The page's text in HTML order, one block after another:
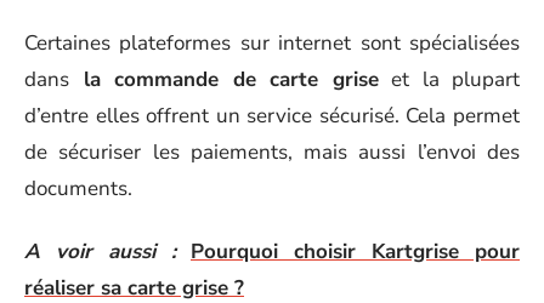
Certaines plateformes sur internet sont spécialisées
dans la commande de carte griseet la plupart
d’entre elles offrent un service sécurisé. Cela permet
de sécuriser les paiements, mais aussi l’envoi des
documents.
A voir aussi : Pourquoi choisir Kartgrise pour
réaliser sa carte grise ?